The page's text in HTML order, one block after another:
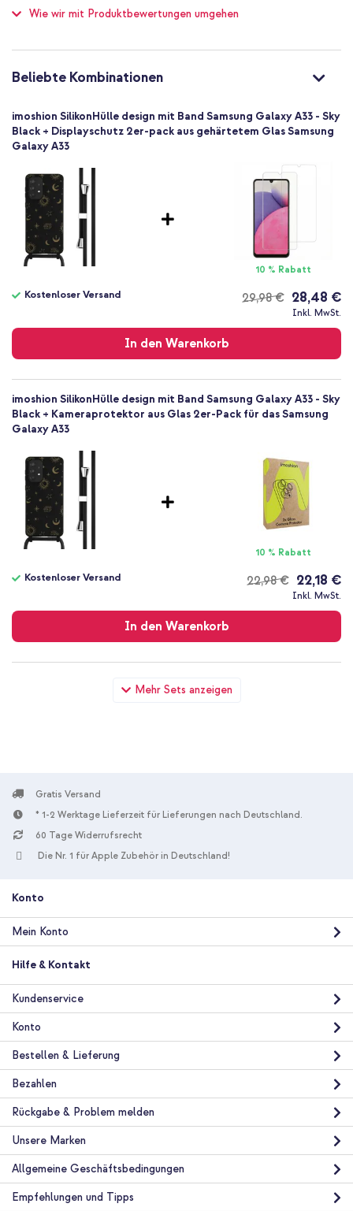
Passt perfekt um dein Handy und erhöht das Volumen nur
Bist du auf der Suche nach einer stilvollen Hülle, mit der du dein
Handy einfach bei dir hast? Entscheide dich für die Silikonhülle mit
Band von imoshion!
Nein
Nein
8720922120106
SH00061684
Schwarz
Silikon und TPU (weich)
Sterne
Smartphone
Hülle
Wie wir mit Produktbewertungen umgehen
Beliebte Kombinationen
Mehr Sets anzeigen
imoshion SilikonHülle design mit Band Samsung Galaxy A33 - Sky
Black + Displayschutz 2er-pack aus gehärtetem Glas Samsung
Galaxy A33
10 % Rabatt
29,98 €
Kostenloser Versand 28,48 €
Inkl. MwSt.
In den Warenkorb
Versand
imoshion SilikonHülle design mit Band Samsung Galaxy A33 - Sky
Black + Kameraprotektor aus Glas 2er-Pack für das Samsung
Galaxy A33
10 % Rabatt
22,98 €
Kostenloser Versand 22,18 €
Inkl. MwSt.
In den Warenkorb
Versand
imoshion SilikonHülle design mit Band Samsung Galaxy A33 - Sky
Black + Wandladegerät - Ladegerät - USB-C- und USB-
Kostenloser Versand
Versand
imoshion SilikonHülle design mit Band Samsung Galaxy A33 - Sky
1.8 meter - 25 Watt - Schwarz
Kostenloser Versand 21,28 €
Inkl. MwSt.
In den Warenkorb
Kostenloser
Versand
Gratis Versand
* 1-2 Werktage Lieferzeit für Lieferungen nach Deutschland.
60 Tage Widerrufsrecht
Die Nr. 1 für Apple Zubehör in Deutschland!
Konto
Mein Konto
Hilfe & Kontakt
Kundenservice
Konto
Bestellen & Lieferung
Bezahlen
Rückgabe & Problem melden
Unsere Marken
Allgemeine Geschäftsbedingungen
Empfehlungen und Tipps